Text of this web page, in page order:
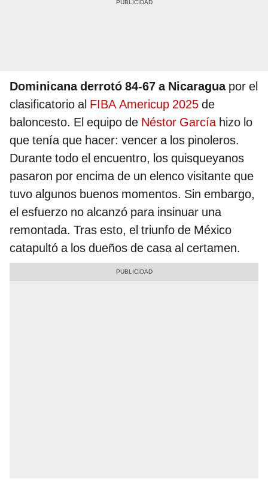
Dominicana derrotó 84-67 a Nicaraguapor el
clasificatorio al FIBA Americup 2025 de
baloncesto. El equipo de Néstor García hizo lo
que tenía que hacer: vencer a los pinoleros.
Durante todo el encuentro, los quisqueyanos
pasaron por encima de un elenco visitante que
tuvo algunos buenos momentos. Sin embargo,
el esfuerzo no alcanzó para insinuar una
remontada. Tras esto, el triunfo de México
catapultó a los dueños de casa al certamen.